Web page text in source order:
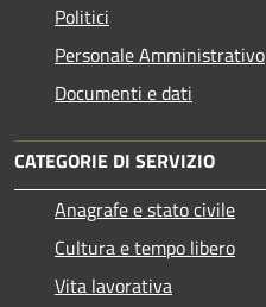
Politici
Personale Amministrativo
Documenti e dati
CATEGORIE DI SERVIZIO
Anagrafe e stato civile
Cultura e tempo libero
Vita lavorativa